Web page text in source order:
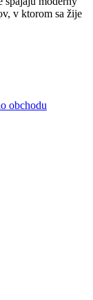
v ktorom sa žije
obchodu